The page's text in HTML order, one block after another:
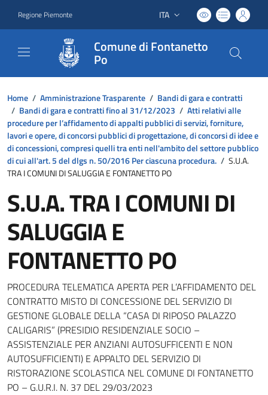
Regione Piemonte Lingua attiva:
ITA
Comune di Fontanetto
Po
Home / Amministrazione Trasparente / Bandi di gara e contratti
/ Bandi di gara e contratti fino al 31/12/2023 / Atti relativi alle
procedure per l’affidamento di appalti pubblici di servizi, forniture,
lavori e opere, di concorsi pubblici di progettazione, di concorsi di idee e
di concessioni, compresi quelli tra enti nell'ambito del settore pubblico
di cui all'art. 5 del dlgs n. 50/2016 Per ciascuna procedura. / S.U.A.
TRA I COMUNI DI SALUGGIA E FONTANETTO PO
S.U.A. TRA I COMUNI DI
SALUGGIA E
FONTANETTO PO
PROCEDURA TELEMATICA APERTA PER L’AFFIDAMENTO DEL
CONTRATTO MISTO DI CONCESSIONE DEL SERVIZIO DI
GESTIONE GLOBALE DELLA “CASA DI RIPOSO PALAZZO
CALIGARIS” (PRESIDIO RESIDENZIALE SOCIO –
ASSISTENZIALE PER ANZIANI AUTOSUFFICENTI E NON
AUTOSUFFICIENTI) E APPALTO DEL SERVIZIO DI
RISTORAZIONE SCOLASTICA NEL COMUNE DI FONTANETTO
PO – G.U.R.I. N. 37 DEL 29/03/2023